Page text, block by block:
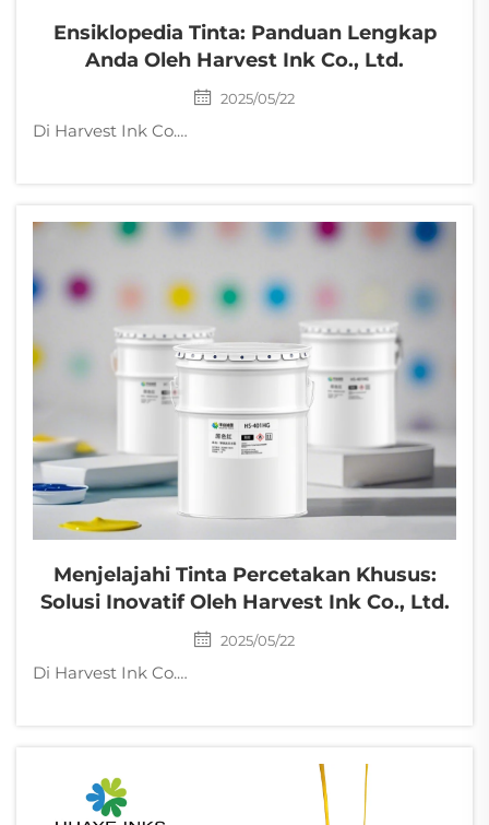
Ensiklopedia Tinta: Panduan Lengkap
Anda Oleh Harvest Ink Co., Ltd.
2025/05/22
Di Harvest Ink Co., Ltd., kami percaya bahwa pengetahuan adalah dasar dari inovasi dalam industri percetakan. Ensiklopedia Tinta kami berfungsi sebagai sumber daya ahli Anda untuk memahami teknologi tinta, aplikasi, dan tren industri. Memahami Dasar-dasar Tinta...
Menjelajahi Tinta Percetakan Khusus:
Solusi Inovatif Oleh Harvest Ink Co., Ltd.
2025/05/22
Di Harvest Ink Co., Ltd., kami memahami bahwa percetakan modern membutuhkan lebih dari sekadar formulasi tinta standar. Tinta percetakan khusus kami dirancang untuk memenuhi berbagai kebutuhan industri sambil tetap menjaga komitmen kami terhadap kualitas, performa...